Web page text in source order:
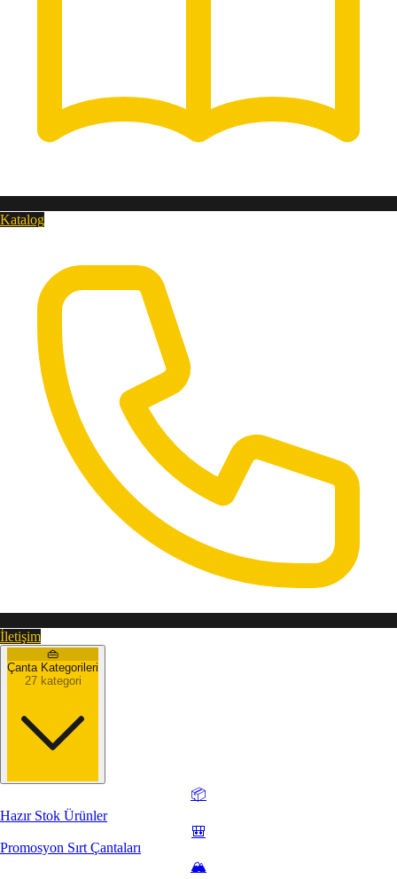
Katalog
İletişim
👜
Çanta Kategorileri
27 kategori
📦
Hazır Stok Ürünler
🎒
Promosyon Sırt Çantaları
🏔️